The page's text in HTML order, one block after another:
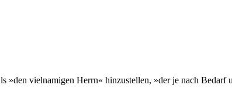
»den vielnamigen Herrn« hinzustellen, »der je nach Bedarf